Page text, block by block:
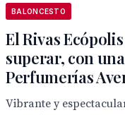
BALONCESTO
El Rivas
superar, con
Perfumerías
Vibrante y